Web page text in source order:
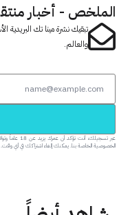
- أخبار منتقاة
تبقيك نشرة مينا تك البريدية
والعالم.
عبر تسجيلك، أنت تؤكد أن عمرك
بنا. يمكنك إلغاء اشتراكك في أي وقت.